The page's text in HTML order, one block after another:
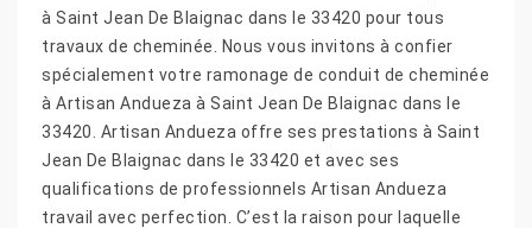
à Saint Jean De Blaignac dans le 33420 pour tous
travaux de cheminée. Nous vous invitons à confier
spécialement votre ramonage de conduit de cheminée
à Artisan Andueza à Saint Jean De Blaignac dans le
33420. Artisan Andueza offre ses prestations à Saint
Jean De Blaignac dans le 33420 et avec ses
qualifications de professionnels Artisan Andueza
travail avec perfection. C’est la raison pour laquelle